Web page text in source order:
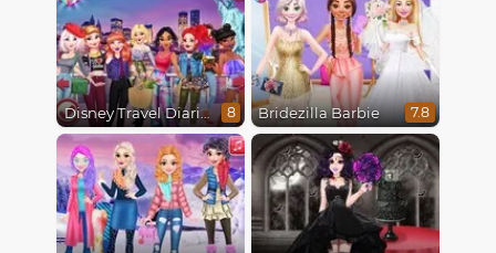
Disney Travel Diaries: City Break 8 Bridezilla Barbie 7.8